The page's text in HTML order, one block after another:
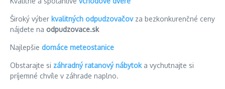
Široký výber kvalitných odpudzovačovza bezkonkurenčné ceny
nájdete na odpudzovace.sk
Najlepšie domáce meteostanice
Obstarajte si záhradný ratanový nábytoka vychutnajte si
príjemné chvíle v záhrade naplno.